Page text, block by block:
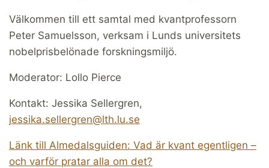
Välkommen till ett samtal med kvantprofessorn
Peter Samuelsson, verksam i Lunds universitets
nobelprisbelönade forskningsmiljö.
Moderator: Lollo Pierce
Kontakt: Jessika Sellergren,
jessika.sellergren@lth.lu.se
Länk till Almedalsguiden: Vad är kvant egentligen –
och varför pratar alla om det?